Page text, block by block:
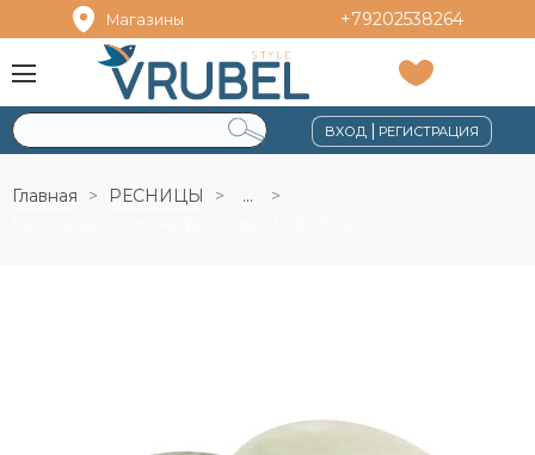
Магазины +79202538264
ВХОД |РЕГИСТРАЦИЯ
Главная РЕСНИЦЫ
...